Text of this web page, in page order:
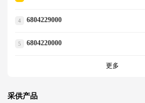
4 6804229000
5 6804220000
更多
采供产品